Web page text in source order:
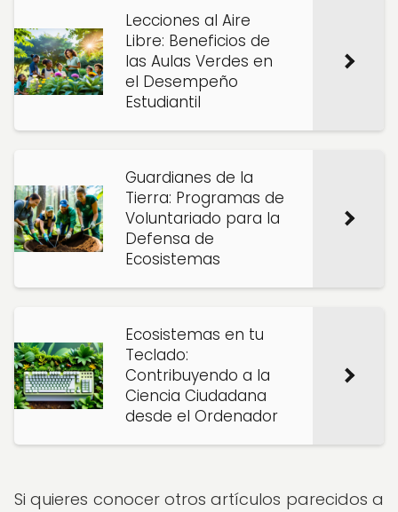
Lecciones al Aire
Libre: Beneficios de
las Aulas Verdes en
el Desempeño
Estudiantil
Guardianes de la
Tierra: Programas de
Voluntariado para la
Defensa de
Ecosistemas
Ecosistemas en tu
Teclado:
Contribuyendo a la
Ciencia Ciudadana
desde el Ordenador
Si quieres conocer otros artículos parecidos a